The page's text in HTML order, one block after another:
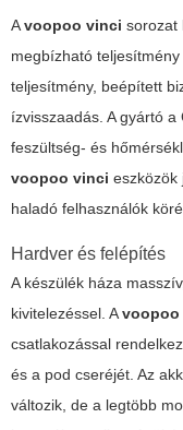
Avoopoo vinci sorozat
megbízható
teljesítmény, beépített
ízvisszaadás. A gyártó
feszültség- és
voopoo vinci eszközök
haladó felhasználók
Hardver és felépítés
A készülék háza
kivitelezéssel. Avoopoo
csatlakozással
és a pod cseréjét. Az
változik, de a legtöbb